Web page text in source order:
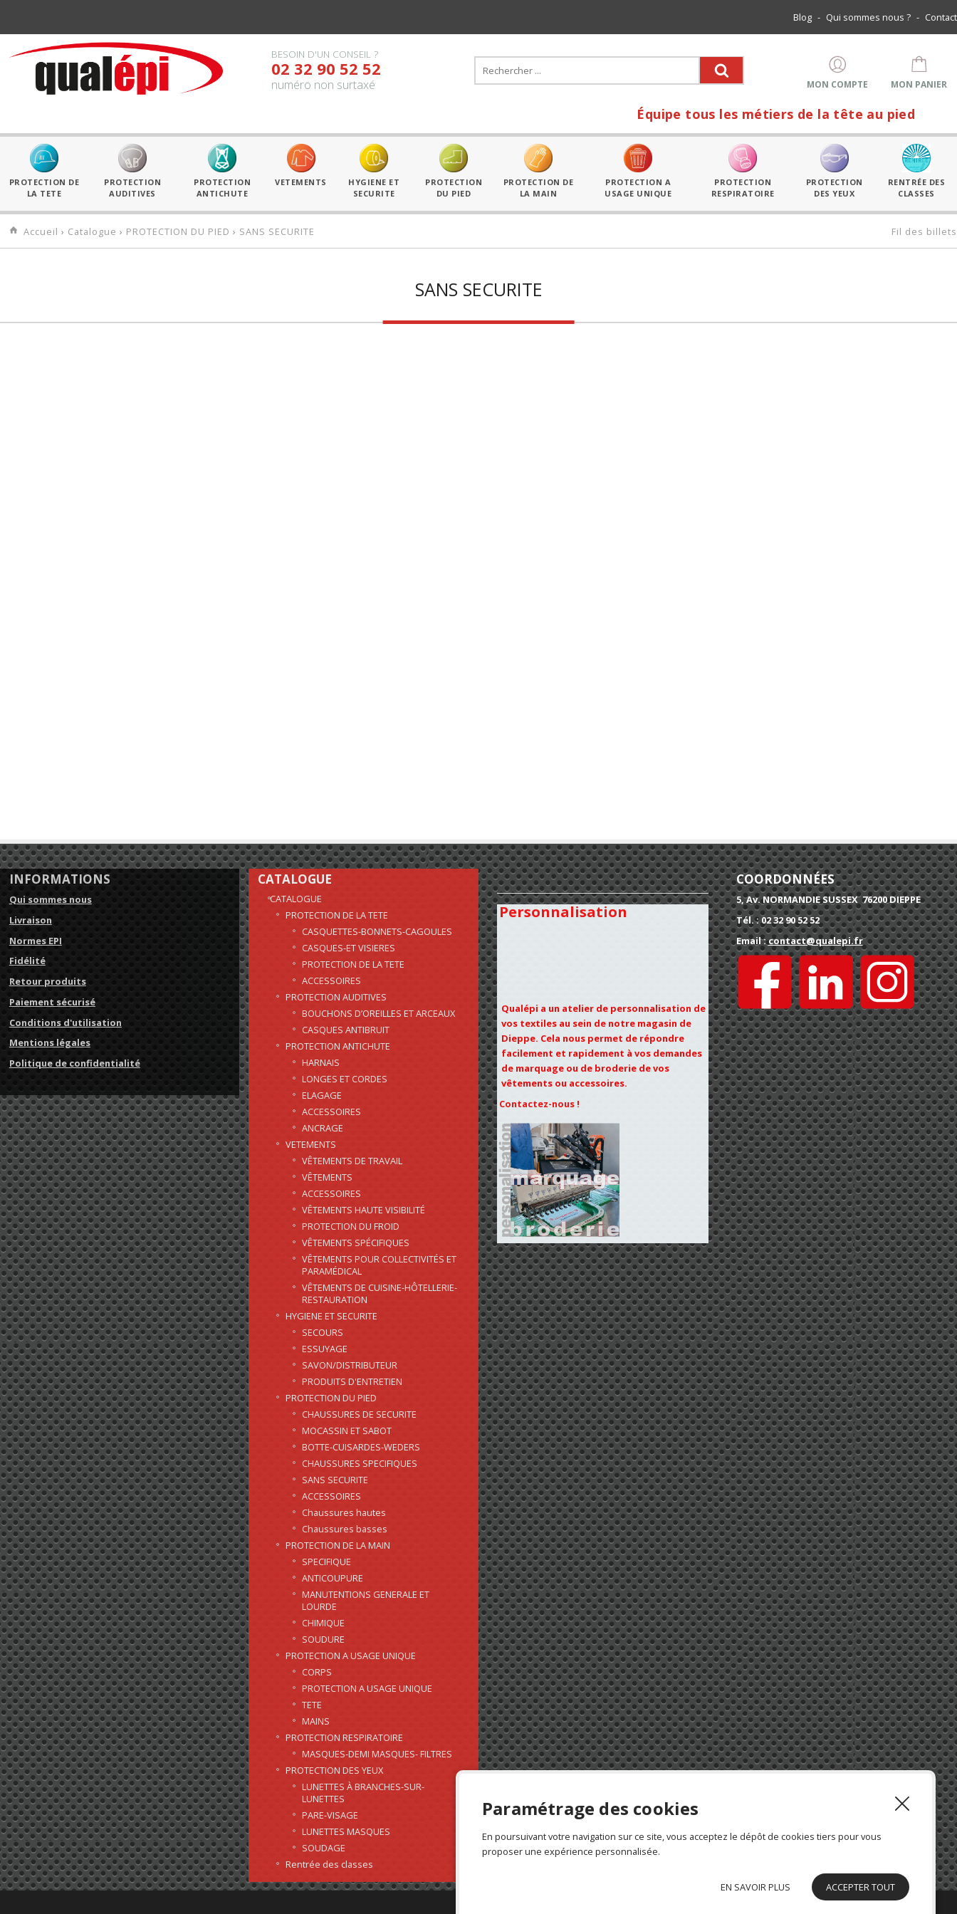
Blog - Qui sommes nous ? - Contact
BESOIN D'UN CONSEIL ?
02 32 90 52 52
numéro non surtaxé MON COMPTE MON PANIER
Équipe tous les métiers de la tête au pied
PROTECTION DE
LA TETE
PROTECTION
AUDITIVES
PROTECTION
ANTICHUTE
VETEMENTS
HYGIENE ET
SECURITE
PROTECTION
DU PIED
PROTECTION DE
LA MAIN
PROTECTION A
USAGE UNIQUE
PROTECTION
RESPIRATOIRE
PROTECTION
DES YEUX
RENTRÉE DES
CLASSES
Accueil › Catalogue › PROTECTION DU PIED › SANS SECURITE Fil des billets
SANS SECURITE
INFORMATIONS
Qui sommes nous
Livraison
Normes EPI
Fidélité
Retour produits
Paiement sécurisé
Conditions d'utilisation
Mentions légales
Politique de confidentialité
CATALOGUE
CATALOGUE
PROTECTION DE LA TETE
CASQUETTES-BONNETS-CAGOULES
CASQUES-ET VISIERES
PROTECTION DE LA TETE
ACCESSOIRES
PROTECTION AUDITIVES
BOUCHONS D’OREILLES ET ARCEAUX
CASQUES ANTIBRUIT
PROTECTION ANTICHUTE
HARNAIS
LONGES ET CORDES
ELAGAGE
ACCESSOIRES
ANCRAGE
VETEMENTS
VÊTEMENTS DE TRAVAIL
VÊTEMENTS
ACCESSOIRES
VÊTEMENTS HAUTE VISIBILITÉ
PROTECTION DU FROID
VÊTEMENTS SPÉCIFIQUES
VÊTEMENTS POUR COLLECTIVITÉS ET
PARAMÉDICAL
VÊTEMENTS DE CUISINE-HÔTELLERIE-
RESTAURATION
HYGIENE ET SECURITE
SECOURS
ESSUYAGE
SAVON/DISTRIBUTEUR
PRODUITS D'ENTRETIEN
PROTECTION DU PIED
CHAUSSURES DE SECURITE
MOCASSIN ET SABOT
BOTTE-CUISARDES-WEDERS
CHAUSSURES SPECIFIQUES
SANS SECURITE
ACCESSOIRES
Chaussures hautes
Chaussures basses
PROTECTION DE LA MAIN
SPECIFIQUE
ANTICOUPURE
MANUTENTIONS GENERALE ET
LOURDE
CHIMIQUE
SOUDURE
PROTECTION A USAGE UNIQUE
CORPS
PROTECTION A USAGE UNIQUE
TETE
MAINS
PROTECTION RESPIRATOIRE
MASQUES-DEMI MASQUES- FILTRES
PROTECTION DES YEUX
LUNETTES À BRANCHES-SUR-
LUNETTES
PARE-VISAGE
LUNETTES MASQUES
SOUDAGE
Rentrée des classes
Personnalisation
Qualépi a un atelier de personnalisation de
vos textiles au sein de notre magasin de
Dieppe. Cela nous permet de répondre
facilement et rapidement à vos demandes
de marquage ou de broderie de vos
vêtements ou accessoires.
Contactez-nous !
COORDONNÉES
5, Av. NORMANDIE SUSSEX 76200 DIEPPE
Tél. : 02 32 90 52 52
Email :contact@qualepi.fr
Paramétrage des cookies
En poursuivant votre navigation sur ce site, vous acceptez le dépôt de cookies tiers pour vous
proposer une expérience personnalisée.
EN SAVOIR PLUS ACCEPTER TOUT